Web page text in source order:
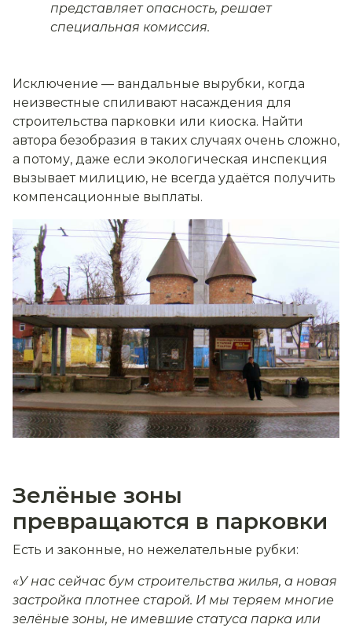
представляет опасность, решает
специальная комиссия.
Исключение — вандальные вырубки, когда
неизвестные спиливают насаждения для
строительства парковки или киоска. Найти
автора безобразия в таких случаях очень сложно,
а потому, даже если экологическая инспекция
вызывает милицию, не всегда удаётся получить
компенсационные выплаты.
Зелёные зоны
превращаются в парковки
Есть и законные, но нежелательные рубки:
«У нас сейчас бум строительства жилья, а новая
застройка плотнее старой. И мы теряем многие
зелёные зоны, не имевшие статуса парка или